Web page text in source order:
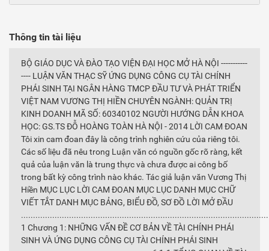
Thông tin tài liệu
BỘ GIÁO DỤC VÀ ĐÀO TẠO VIỆN ĐẠI HỌC MỞ HÀ NỘI -----------
---- LUẬN VĂN THẠC SỸ ỨNG DỤNG CÔNG CỤ TÀI CHÍNH
PHÁI SINH TẠI NGÂN HÀNG TMCP ĐẦU TƯ VÀ PHÁT TRIỂN
VIỆT NAM VƯƠNG THỊ HIỀN CHUYÊN NGÀNH: QUẢN TRỊ
KINH DOANH MÃ SỐ: 60340102 NGƯỜI HƯỚNG DẪN KHOA
HỌC: GS.TS ĐỖ HOÀNG TOÀN HÀ NỘI - 2014 LỜI CAM ĐOAN
Tôi xin cam đoan đây là công trình nghiên cứu của riêng tôi.
Các số liệu đã nêu trong Luận văn có nguồn gốc rõ ràng, kết
quả của luận văn là trung thực và chưa được ai công bố
trong bất kỳ công trình nào khác. Tác giả luận văn Vương Thị
Hiền MỤC LỤC LỜI CAM ĐOAN MỤC LỤC DANH MỤC CHỮ
VIẾT TẮT DANH MỤC BẢNG, BIỂU ĐỒ, SƠ ĐỒ LỜI MỞ ĐẦU
1 Chương 1: NHỮNG VẤN ĐỀ CƠ BẢN VỀ TÀI CHÍNH PHÁI
SINH VÀ ỨNG DỤNG CÔNG CỤ TÀI CHÍNH PHÁI SINH